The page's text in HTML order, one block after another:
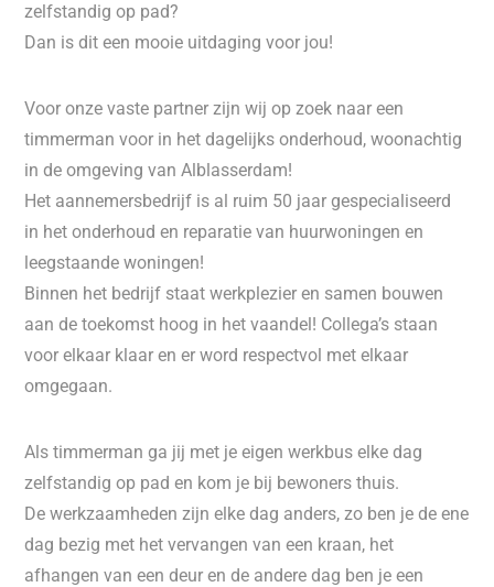
zelfstandig op pad?
Dan is dit een mooie uitdaging voor jou!
Voor onze vaste partner zijn wij op zoek naar een
timmerman voor in het dagelijks onderhoud, woonachtig
in de omgeving van Alblasserdam!
Het aannemersbedrijf is al ruim 50 jaar gespecialiseerd
in het onderhoud en reparatie van huurwoningen en
leegstaande woningen!
Binnen het bedrijf staat werkplezier en samen bouwen
aan de toekomst hoog in het vaandel! Collega’s staan
voor elkaar klaar en er word respectvol met elkaar
omgegaan.
Als timmerman ga jij met je eigen werkbus elke dag
zelfstandig op pad en kom je bij bewoners thuis.
De werkzaamheden zijn elke dag anders, zo ben je de ene
dag bezig met het vervangen van een kraan, het
afhangen van een deur en de andere dag ben je een